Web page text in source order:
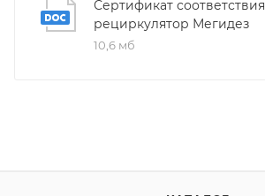
Сертификат соответствия
рециркулятор Мегидез
10,6 мб